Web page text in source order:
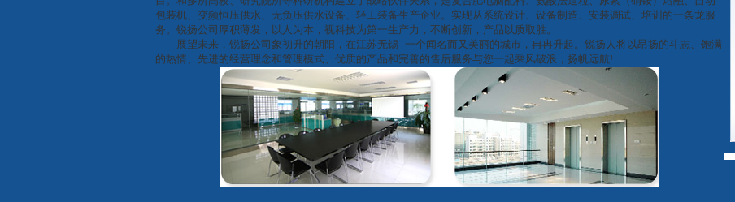
包装机、变频恒压供水、无负压供水设备、轻工装备生产企业。实现从系统设计、设备制造、安装调试、培训的一条龙服
务。锐扬公司厚积薄发，以人为本，视科技为第一生产力，不断创新，产品以质取胜。
展望未来，锐扬公司象初升的朝阳，在江苏无锡--一个闻名而又美丽的城市，冉冉升起。锐扬人将以昂扬的斗志、饱满
的热情、先进的经营理念和管理模式、优质的产品和完善的售后服务与您一起乘风破浪，扬帆远航!